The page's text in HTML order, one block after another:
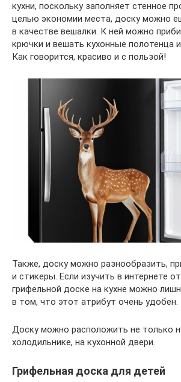
кухни, поскольку заполняет стенное
целью экономии места, доску можно
в качестве вешалки. К ней можно
крючки и вешать кухонные полотенца
Как говорится, красиво и с пользой!
Также, доску можно разнообразить,
и стикеры. Если изучить в интернете
грифельной доске на кухне можно
в том, что этот атрибут очень удобен.
Доску можно расположить не только
холодильнике, на кухонной двери.
Грифельная доска для детей